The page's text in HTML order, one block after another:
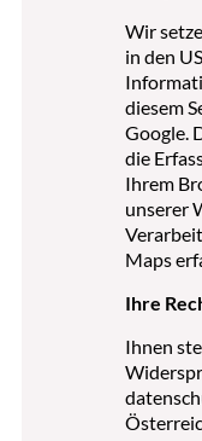
Wir
in den
diesem
Google.
die
Ihrem
unserer
Maps
Ihre
Ihnen